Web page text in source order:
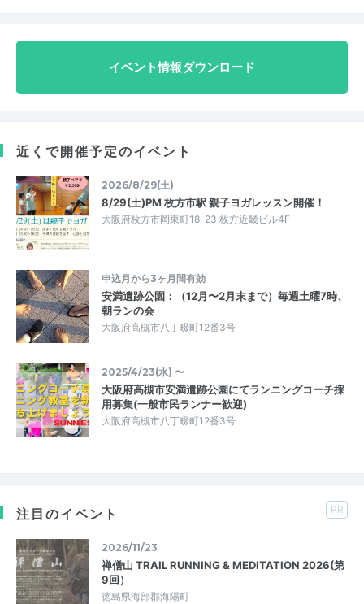
イベント情報ダウンロード
近くで開催予定のイベント
2026/8/29(土)
8/29(土)PM 枚方市駅 親子ヨガレッスン開催！
大阪府枚方市岡東町18-23 枚方近畿ビル4F
申込月から3ヶ月間有効
安満遺跡公園：（12月〜2月末まで）毎週土曜7時、
朝ランの会
大阪府高槻市八丁畷町12番3号
2025/4/23(水) 〜
大阪府高槻市安満遺跡公園にてランニングコーチ採
用募集(一般市民ランナー歓迎)
大阪府高槻市八丁畷町12番3号
注目のイベント PR
2026/11/23
禅僧山 TRAIL RUNNING & MEDITATION 2026(第
9回）
徳島県海部郡海陽町